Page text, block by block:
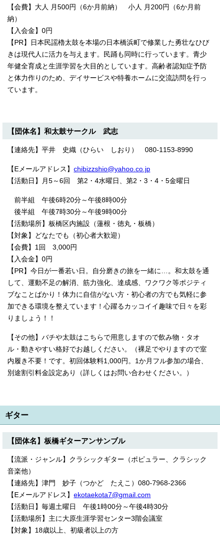
【会費】大人 月500円（6か月前納） 小人 月200円（6か月前
納）
【入会金】0円
【PR】日本民謡櫓太鼓を本場の日本橋浜町で修業した勇壮なひび
きは現代人に活力を与えます。民踊も同時に行っています。青少
年健全育成と生涯学習を大目的としています。高齢者認知症予防
と体力作りのため、デイサービスや特養ホームに交流訪問を行っ
ています。
【団体名】和太鼓サークル 武志
【連絡先】平井 史織（ひらい しおり） 080-1153-8990
【Eメールアドレス】 chibizzshio@yahoo.co.jp
【活動日】月5～6回 第2・4水曜日、第2・3・4・5金曜日
前半組 午後6時20分～午後8時00分
後半組 午後7時30分～午後9時00分
【活動場所】板橋区内施設（蓮根・徳丸・板橋）
【対象】どなたでも（初心者大歓迎）
【会費】1回 3,000円
【入会金】0円
【PR】今日が一番若い日。自分磨きの旅を一緒に…。和太鼓を通
して、運動不足の解消、筋力強化、達成感、ワクワク等ポジティ
ブなことばかり！体力に自信がない方・初心者の方でも気軽に参
加できる環境を整えています！心躍るカッコイイ趣味で日々を彩
りましょう！！
【その他】バチや太鼓はこちらで用意しますので飲み物・タオ
ル・動きやすい格好でお越しください。（裸足でやりますので室
内履き不要！です。初回体験料1,000円。1か月フル参加の場合、
別途割引料金設定あり（詳しくはお問い合わせください。）
ギター
【団体名】板橋ギターアンサンブル
【流派・ジャンル】クラシックギター（ポピュラー、クラシック
音楽他）
【連絡先】津門 妙子（つかど たえこ）080-7968-2366
【Eメールアドレス】 ekotaekota7@gmail.com
【活動日】毎週土曜日 午後1時00分～午後4時30分
【活動場所】主に大原生涯学習センター3階会議室
【対象】18歳以上、初級者以上の方